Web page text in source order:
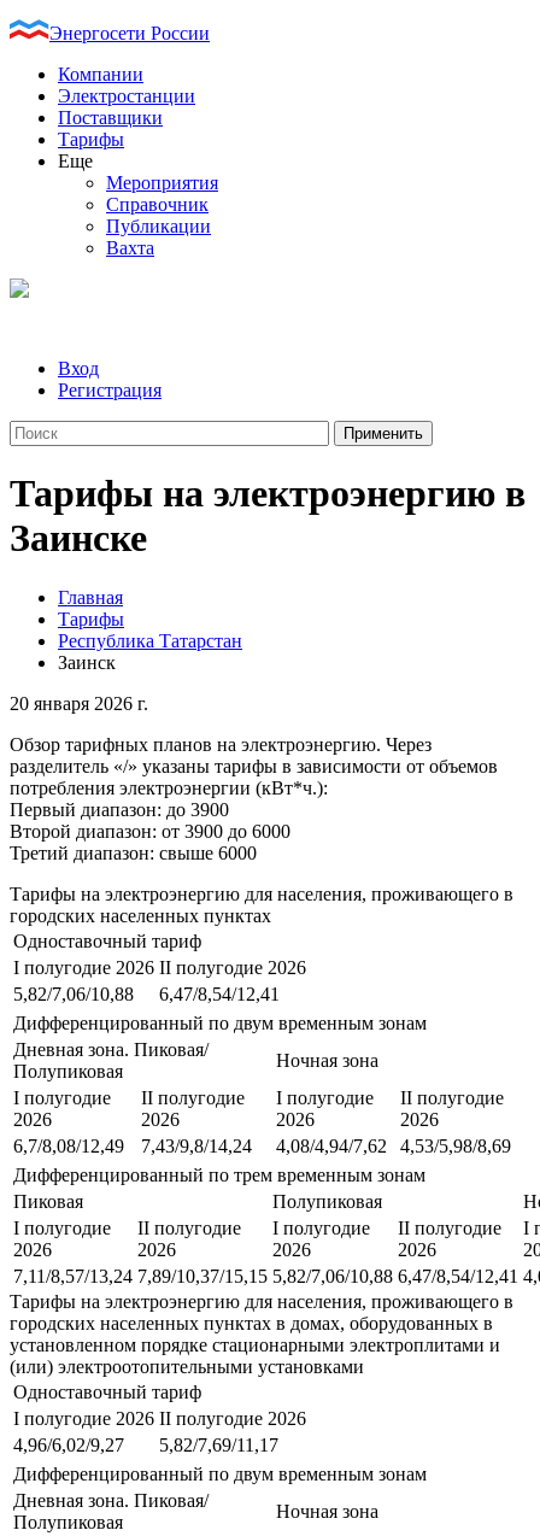
Энергосети России
Компании
Электростанции
Поставщики
Тарифы
Еще
Мероприятия
Справочник
Публикации
Вахта
Вход
Регистрация
Тарифы на электроэнергию в
Заинске
Главная
Тарифы
Республика Татарстан
Заинск
20 января 2026 г.
Обзор тарифных планов на электроэнергию. Через
разделитель «/» указаны тарифы в зависимости от объемов
потребления электроэнергии (кВт*ч.):
Первый диапазон: до 3900
Второй диапазон: от 3900 до 6000
Третий диапазон: свыше 6000
Тарифы на электроэнергию для населения, проживающего в
городских населенных пунктах
Одноставочный тариф
I полугодие 2026 II полугодие 2026
5,82/7,06/10,88
6,47/8,54/12,41
Дифференцированный по двум временным зонам
Дневная зона. Пиковая/
Полупиковая
Ночная зона
I полугодие
2026
II полугодие
2026
I полугодие
2026
II полугодие
2026
6,7/8,08/12,49
7,43/9,8/14,24 4,08/4,94/7,62
4,53/5,98/8,69
Дифференцированный по трем временным зонам
Пиковая
Полупиковая
I полугодие
2026
II полугодие
2026
I полугодие
2026
II полугодие
2026
I
7,11/8,57/13,24 7,89/10,37/15,15 5,82/7,06/10,88 6,47/8,54/12,41
Тарифы на электроэнергию для населения, проживающего в
городских населенных пунктах в домах, оборудованных в
установленном порядке стационарными электроплитами и
(или) электроотопительными установками
Одноставочный тариф
I полугодие 2026 II полугодие 2026
4,96/6,02/9,27
5,82/7,69/11,17
Дифференцированный по двум временным зонам
Дневная зона. Пиковая/
Полупиковая
Ночная зона